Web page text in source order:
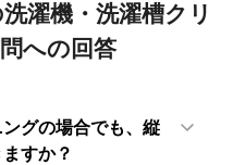
濯機・洗濯槽クリ
への回答
グの場合でも、縦
すか？